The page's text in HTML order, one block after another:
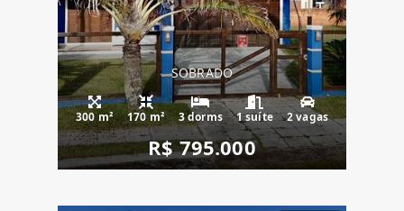
SOBRADO
300 m² 170 m² 3 dorms 1 suíte 2 vagas
R$ 795.000